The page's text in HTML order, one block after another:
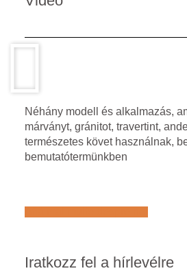
Néhány modell és alkalmazás,
márványt, gránitot, travertint,
természetes követ használnak,
bemutatótermünkben
Iratkozz fel a hírlevélre